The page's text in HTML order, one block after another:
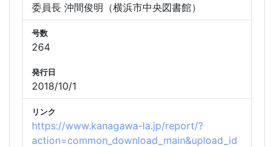
委員長 沖間俊明（横浜市中央図書館）
号数
264
発行日
2018/10/1
リンク
https://www.kanagawa-la.jp/report/?
action=common_download_main&upload_id